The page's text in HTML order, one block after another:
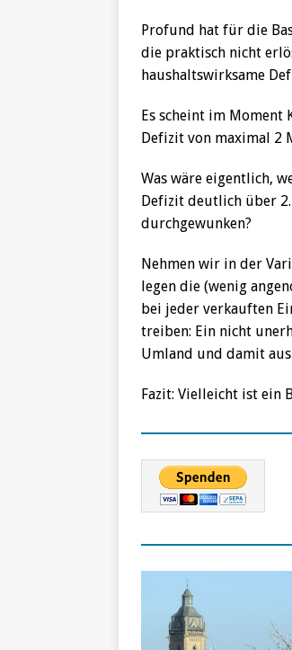
Profund hat für die
die praktisch nicht
haushaltswirksame
Es scheint im Moment
Defizit von maximal 2
Was wäre eigentlich,
Defizit deutlich über
durchgewunken?
Nehmen wir in der
legen die (wenig
bei jeder verkauften
treiben: Ein nicht
Umland und damit
Fazit: Vielleicht ist ein